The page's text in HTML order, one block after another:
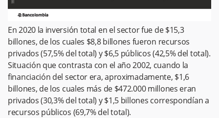
En 2020 la inversión total en el sector fue de $15,3
billones, de los cuales $8,8 billones fueron recursos
privados (57,5% del total) y $6,5 públicos (42,5% del total).
Situación que contrasta con el año 2002, cuando la
financiación del sector era, aproximadamente, $1,6
billones, de los cuales más de $472.000 millones eran
privados (30,3% del total) y $1,5 billones correspondían a
recursos públicos (69,7% del total).